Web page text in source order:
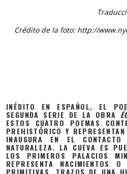
Crédito de la foto: http://
INÉDITO EN ESPAÑOL, EL
SEGUNDA SERIE DE LA OBRA
ESTOS CUATRO POEMAS
PREHISTÓRICO Y
INAUGURA EN EL
NATURALEZA. LA CUEVA ES
LOS PRIMEROS PALACIOS
REPRESENTA NACIMIENTOS
PRIMITIVAS, TRAZOS DE UNA